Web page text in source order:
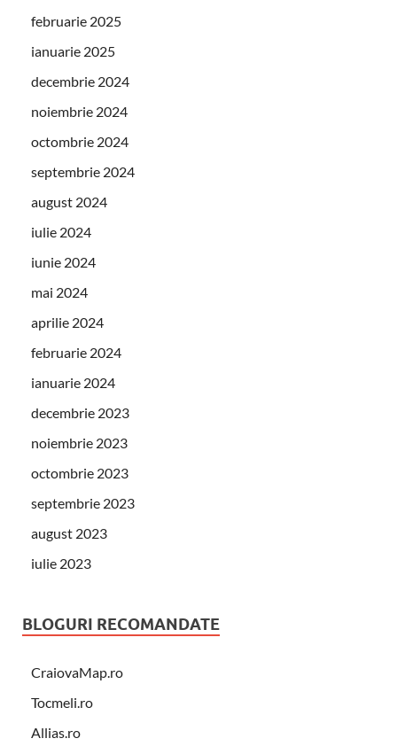
februarie 2025
ianuarie 2025
decembrie 2024
noiembrie 2024
octombrie 2024
septembrie 2024
august 2024
iulie 2024
iunie 2024
mai 2024
aprilie 2024
februarie 2024
ianuarie 2024
decembrie 2023
noiembrie 2023
octombrie 2023
septembrie 2023
august 2023
iulie 2023
BLOGURI RECOMANDATE
CraiovaMap.ro
Tocmeli.ro
Allias.ro